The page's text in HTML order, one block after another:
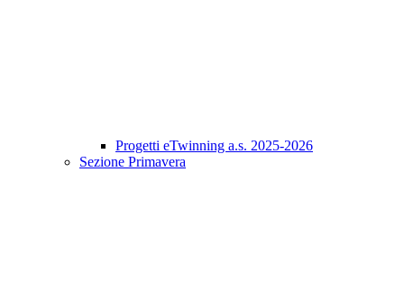
Progetti eTwinning a.s. 2025-2026
Sezione Primavera